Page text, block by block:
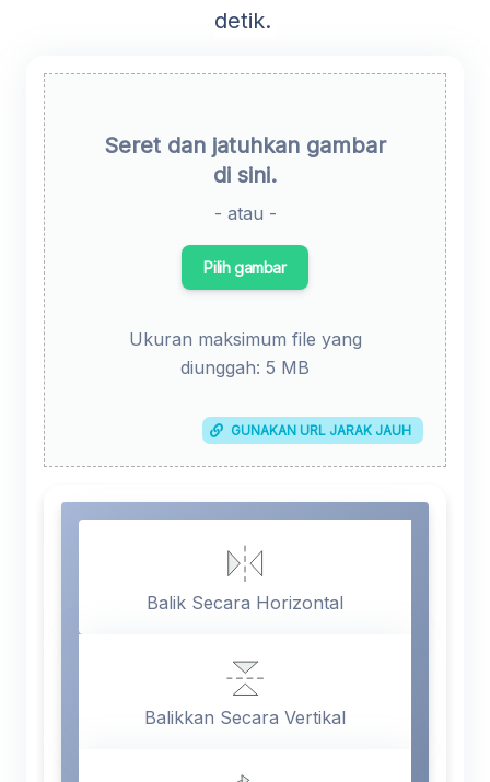
detik.
Seret dan jatuhkan gambar
di sini.
- atau -
Pilih gambar
Ukuran maksimum file yang
diunggah: 5 MB
GUNAKAN URL JARAK JAUH
Balik Secara Horizontal
Balikkan Secara Vertikal